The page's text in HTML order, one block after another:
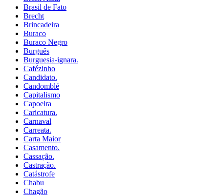
Brasil de Fato
Brecht
Brincadeira
Buraco
Buraco Negro
Burguês
Burguesia-ignara.
Cafézinho
Candidato.
Candomblé
Capitalismo
Capoeira
Caricatura.
Carnaval
Carreata.
Carta Maior
Casamento.
Cassação.
Castração.
Catástrofe
Chabu
Chagão